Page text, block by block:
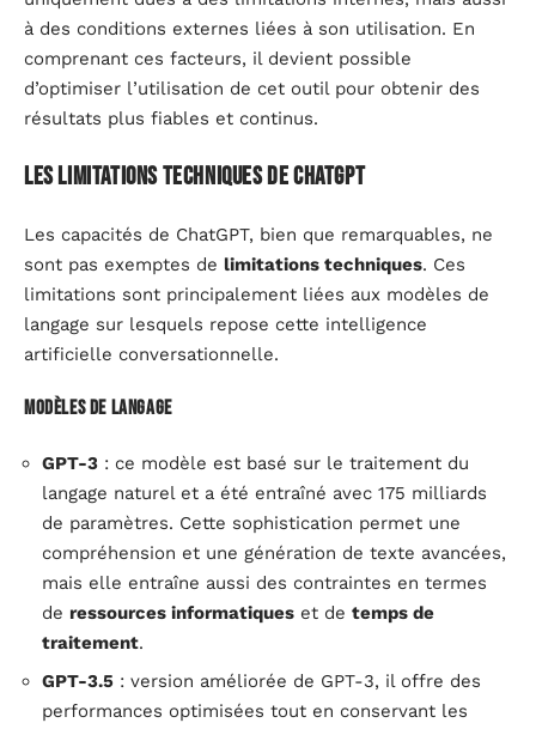
à des conditions externes liées à son utilisation. En
comprenant ces facteurs, il devient possible
d’optimiser l’utilisation de cet outil pour obtenir des
résultats plus fiables et continus.
Les limitations techniques de ChatGPT
Les capacités de ChatGPT, bien que remarquables, ne
sont pas exemptes de limitations techniques. Ces
limitations sont principalement liées aux modèles de
langage sur lesquels repose cette intelligence
artificielle conversationnelle.
Modèles de langage
GPT-3 : ce modèle est basé sur le traitement du
langage naturel et a été entraîné avec 175 milliards
de paramètres. Cette sophistication permet une
compréhension et une génération de texte avancées,
mais elle entraîne aussi des contraintes en termes
de ressources informatiques et de temps de
traitement.
GPT-3.5 : version améliorée de GPT-3, il offre des
performances optimisées tout en conservant les